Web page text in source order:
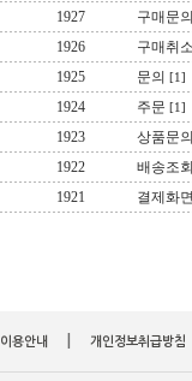
이용안내 개인정보취급방침